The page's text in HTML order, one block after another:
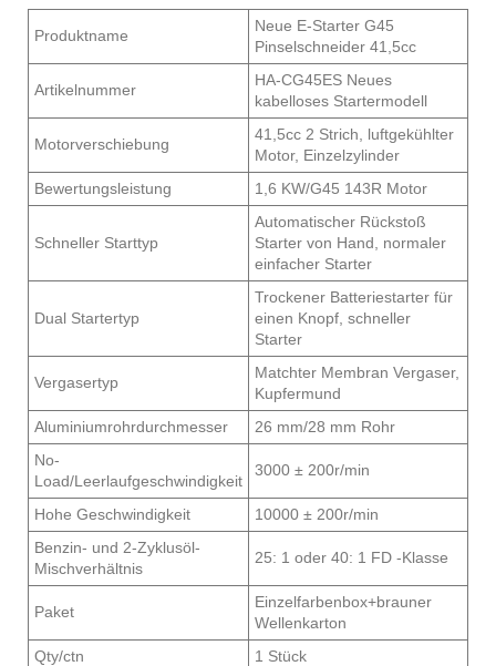
Produktname
Neue E-Starter G45
Pinselschneider 41,5cc
Artikelnummer
HA-CG45ES Neues
kabelloses Startermodell
Motorverschiebung
41,5cc 2 Strich, luftgekühlter
Motor, Einzelzylinder
Bewertungsleistung
1,6 KW/G45 143R Motor
Schneller Starttyp
Automatischer Rückstoß
Starter von Hand, normaler
einfacher Starter
Dual Startertyp
Trockener Batteriestarter für
einen Knopf, schneller
Starter
Vergasertyp
Matchter Membran Vergaser,
Kupfermund
Aluminiumrohrdurchmesser
26 mm/28 mm Rohr
No-
Load/Leerlaufgeschwindigkeit
3000 ± 200r/min
Hohe Geschwindigkeit
10000 ± 200r/min
Benzin- und 2-Zyklusöl-
Mischverhältnis
25: 1 oder 40: 1 FD -Klasse
Paket
Einzelfarbenbox+brauner
Wellenkarton
Qty/ctn
1 Stück